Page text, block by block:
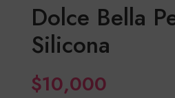
Dolce Bella
Silicona
$10,000